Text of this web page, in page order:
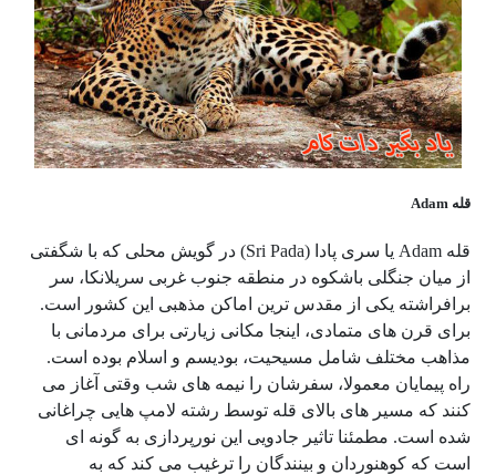
قله Adam
قله Adam یا سری پادا (Sri Pada) در گویش محلی که با شگفتی
از میان جنگلی باشکوه در منطقه جنوب غربی سریلانکا، سر
برافراشته یکی از مقدس ترین اماکن مذهبی این کشور است.
برای قرن های متمادی، اینجا مکانی زیارتی برای مردمانی با
مذاهب مختلف شامل مسیحیت، بودیسم و اسلام بوده است.
راه پیمایان معمولا، سفرشان را نیمه های شب وقتی آغاز می
کنند که مسیر های بالای قله توسط رشته لامپ هایی چراغانی
شده است. مطمئنا تاثیر جادویی این نورپردازی به گونه ای
است که کوهنوردان و بینندگان را ترغیب می کند که به